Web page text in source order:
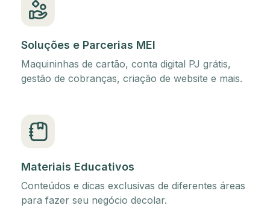
Soluções e Parcerias MEI
Maquininhas de cartão, conta digital PJ grátis,
gestão de cobranças, criação de website e mais.
Materiais Educativos
Conteúdos e dicas exclusivas de diferentes áreas
para fazer seu negócio decolar.